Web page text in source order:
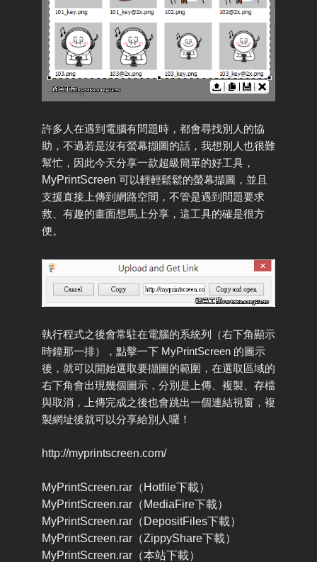
許多人在遇到電腦有問題時，都會尋找別人的協
助，不過若是沒有螢幕擷圖的話，我想別人也很難
幫忙，因此今天分享一款超級簡單的好工具，
MyPrintScreen 可以輕輕鬆鬆的螢幕擷圖，並且
支援直接上傳到網路空間，不管是遇到問題要求
救、有趣的畫面想馬上分享，這工具的確是很方
便。
執行程式之後會常駐在電腦的系統列（右下角顯示
時鐘那一排），點擊一下 MyPrintScreen 的圖示
後，就可以開始選取要擷圖的範圍，在選取區域的
右下角會出現幾個圖示，分別是上傳、複製、存檔
與取消，上傳完成之後也會跳出一個連結視窗，複
製網址後就可以分享給別人囉！
http://myprintscreen.com/
MyPrintScreen.rar（Hotfile下載）
MyPrintScreen.rar（MediaFire下載）
MyPrintScreen.rar（DepositFiles下載）
MyPrintScreen.rar（ZippyShare下載）
MyPrintScreen.rar（本站下載）